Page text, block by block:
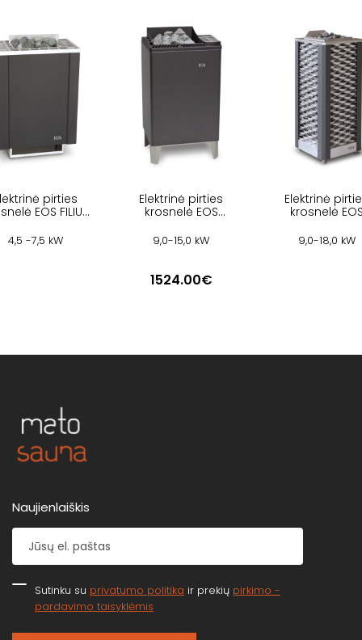
pirties
EOS FILIUS
4,5 -7,5 kW
Elektrinė pirties
krosnelė EOS
9,0-15,0 kW
1524.00€
Elektrinė
krosnelė
9,0-18,0 kW
Naujienlaiškis
Sutinku su privatumo politika ir prekių pirkimo -
pardavimo taisyklėmis